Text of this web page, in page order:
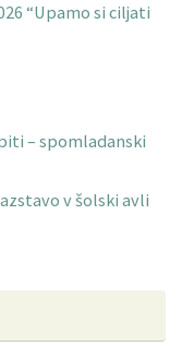
“Upamo si ciljati
– spomladanski
v šolski avli